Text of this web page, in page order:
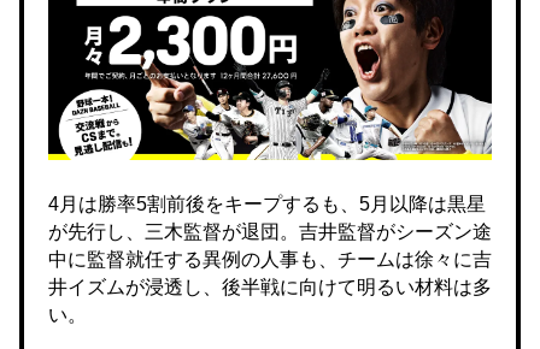
4月は勝率5割前後をキープするも、5月以降は黒星
が先行し、三木監督が退団。吉井監督がシーズン途
中に監督就任する異例の人事も、チームは徐々に吉
井イズムが浸透し、後半戦に向けて明るい材料は多
い。